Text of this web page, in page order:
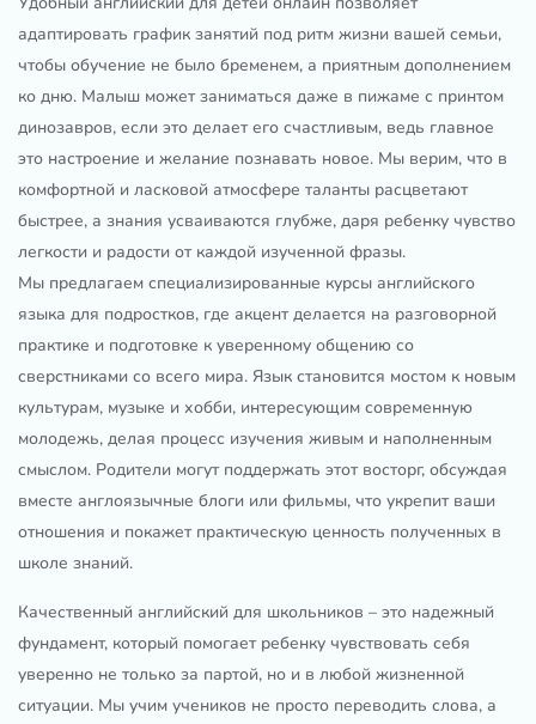
адаптировать график занятий под ритм жизни вашей семьи,
чтобы обучение не было бременем, а приятным дополнением
ко дню. Малыш может заниматься даже в пижаме с принтом
динозавров, если это делает его счастливым, ведь главное
это настроение и желание познавать новое. Мы верим, что в
комфортной и ласковой атмосфере таланты расцветают
быстрее, а знания усваиваются глубже, даря ребенку чувство
легкости и радости от каждой изученной фразы.
Мы предлагаем специализированные курсы английского
языка для подростков, где акцент делается на разговорной
практике и подготовке к уверенному общению со
сверстниками со всего мира. Язык становится мостом к новым
культурам, музыке и хобби, интересующим современную
молодежь, делая процесс изучения живым и наполненным
смыслом. Родители могут поддержать этот восторг, обсуждая
вместе англоязычные блоги или фильмы, что укрепит ваши
отношения и покажет практическую ценность полученных в
школе знаний.
Качественный английский для школьников – это надежный
фундамент, который помогает ребенку чувствовать себя
уверенно не только за партой, но и в любой жизненной
ситуации. Мы учим учеников не просто переводить слова, а